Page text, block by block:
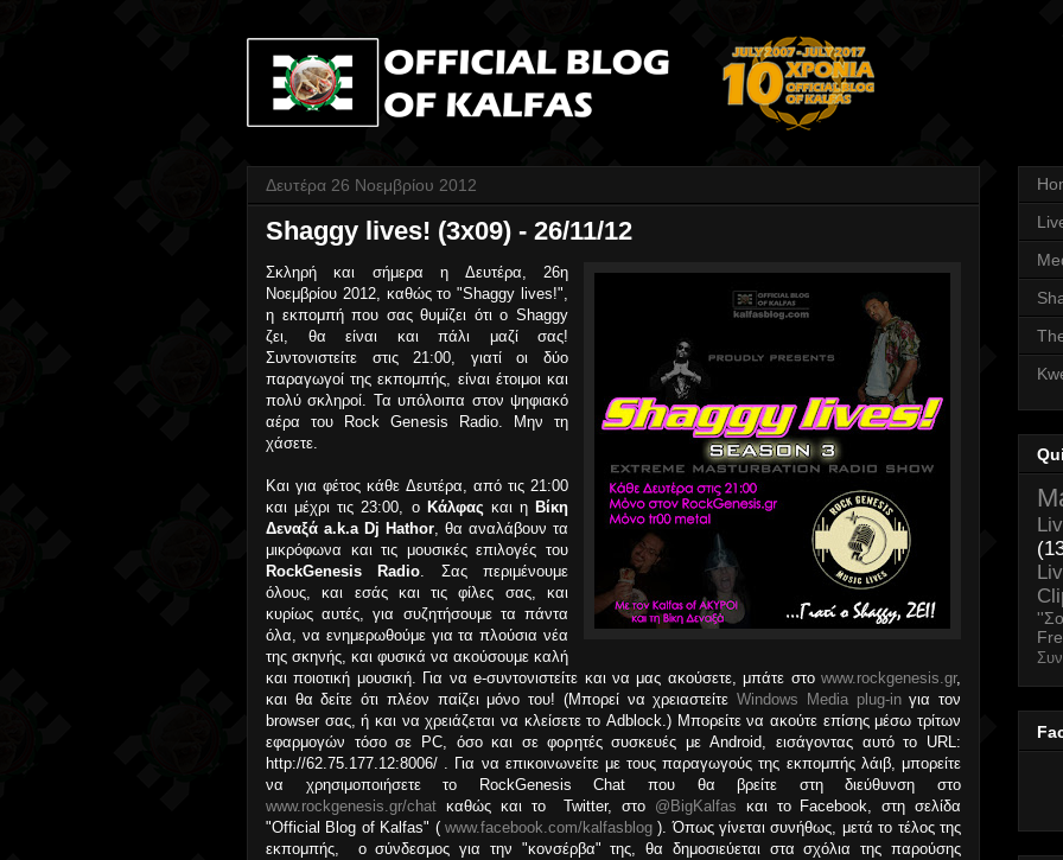
Δευτέρα 26 Νοεμβρίου 2012
Shaggy lives! (3x09) - 26/11/12
Σκληρή και σήμερα η Δευτέρα, 26η
Νοεμβρίου 2012, καθώς το "Shaggy lives!",
η εκπομπή που σας θυμίζει ότι ο Shaggy
ζει, θα είναι και πάλι μαζί σας!
Συντονιστείτε στις 21:00, γιατί οι δύο
παραγωγοί της εκπομπής, είναι έτοιμοι και
πολύ σκληροί. Τα υπόλοιπα στον ψηφιακό
αέρα του Rock Genesis Radio. Μην τη
χάσετε.
Και για φέτος κάθε Δευτέρα, από τις 21:00
και μέχρι τις 23:00, ο Κάλφας και η Βίκη
Δεναξά a.k.a Dj Hathor, θα αναλάβουν τα
μικρόφωνα και τις μουσικές επιλογές του
RockGenesis Radio. Σας περιμένουμε
όλους, και εσάς και τις φίλες σας, και
κυρίως αυτές, για συζητήσουμε τα πάντα
όλα, να ενημερωθούμε για τα πλούσια νέα
της σκηνής, και φυσικά να ακούσουμε καλή
και ποιοτική μουσική. Για να e-συντονιστείτε και να μας ακούσετε, μπάτε στο www.rockgenesis.gr,
και θα δείτε ότι πλέον παίζει μόνο του! (Μπορεί να χρειαστείτεWindows Media plug-inγια τον
browser σας, ή και να χρειάζεται να κλείσετε το Adblock.) Μπορείτε να ακούτε επίσης μέσω τρίτων
εφαρμογών τόσο σε PC, όσο και σε φορητές συσκευές με Android, εισάγοντας αυτό το URL:
http://62.75.177.12:8006/ . Για να επικοινωνείτε με τους παραγωγούς της εκπομπής λάιβ, μπορείτε
να χρησιμοποιήσετε το RockGenesis Chat που θα βρείτε στη διεύθυνση στο
www.rockgenesis.gr/chat καθώς και το Twitter, στο @BigKalfas και το Facebook, στη σελίδα
"Official Blog of Kalfas" ( www.facebook.com/kalfasblog). Όπως γίνεται συνήθως, μετά το τέλος της
εκπομπής, ο σύνδεσμος για την "κονσέρβα" της, θα δημοσιεύεται στα σχόλια της παρούσης